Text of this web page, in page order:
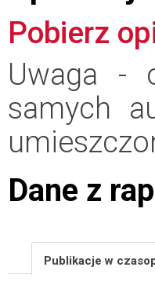
Pobierz
Uwaga -
samych
Dane z
Publikacje w